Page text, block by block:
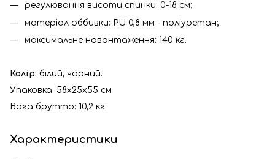
регулювання висоти спинки: 0-18 см;
матеріал оббивки: PU 0,8 мм - поліуретан;
максимальне навантаження: 140 кг.
Колір: білий, чорний.
Упаковка: 58х25х55 см
Вага брутто: 10,2 кг
Характеристики